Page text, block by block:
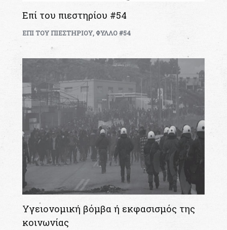
Επί του πιεστηρίου #54
ΕΠΙ ΤΟΥ ΠΙΕΣΤΗΡΙΟΥ, ΦΥΛΛΟ #54
Υγειονομική βόμβα ή εκφασισμός της
κοινωνίας